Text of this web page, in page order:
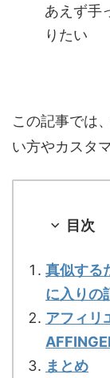
あえず手
りたい
この記事では
い方やカスタ
目次
真似する
に入りの
アフィリ
まとめ